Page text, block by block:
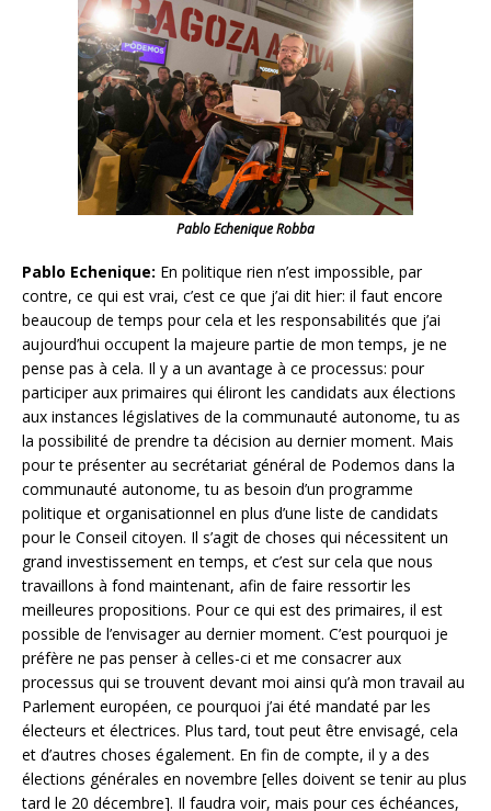
Pablo Echenique Robba
Pablo Echenique: En politique rien n’est impossible, par
contre, ce qui est vrai, c’est ce que j’ai dit hier: il faut encore
beaucoup de temps pour cela et les responsabilités que j’ai
aujourd’hui occupent la majeure partie de mon temps, je ne
pense pas à cela. Il y a un avantage à ce processus: pour
participer aux primaires qui éliront les candidats aux élections
aux instances législatives de la communauté autonome, tu as
la possibilité de prendre ta décision au dernier moment. Mais
pour te présenter au secrétariat général de Podemos dans la
communauté autonome, tu as besoin d’un programme
politique et organisationnel en plus d’une liste de candidats
pour le Conseil citoyen. Il s’agit de choses qui nécessitent un
grand investissement en temps, et c’est sur cela que nous
travaillons à fond maintenant, afin de faire ressortir les
meilleures propositions. Pour ce qui est des primaires, il est
possible de l’envisager au dernier moment. C’est pourquoi je
préfère ne pas penser à celles-ci et me consacrer aux
processus qui se trouvent devant moi ainsi qu’à mon travail au
Parlement européen, ce pourquoi j’ai été mandaté par les
électeurs et électrices. Plus tard, tout peut être envisagé, cela
et d’autres choses également. En fin de compte, il y a des
élections générales en novembre [elles doivent se tenir au plus
tard le 20 décembre]. Il faudra voir, mais pour ces échéances,